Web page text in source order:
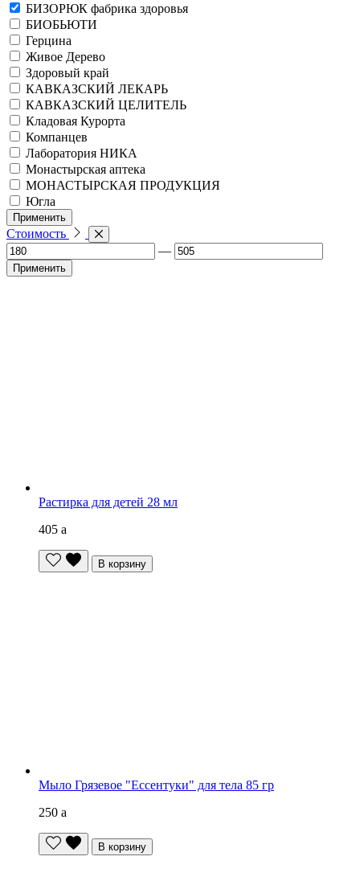
БИЗОРЮК фабрика здоровья
БИОБЬЮТИ
Герцина
Живое Дерево
Здоровый край
КАВКАЗСКИЙ ЛЕКАРЬ
КАВКАЗСКИЙ ЦЕЛИТЕЛЬ
Кладовая Курорта
Компанцев
Лаборатория НИКА
Монастырская аптека
МОНАСТЫРСКАЯ ПРОДУКЦИЯ
Югла
Применить
Стоимость
—
Применить
Растирка для детей 28 мл
405 a
В корзину
Мыло Грязевое "Ессентуки" для тела 85 гр
250 a
В корзину